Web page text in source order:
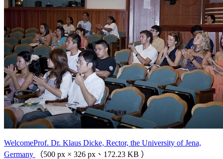
WelcomeProf. Dr. Klaus Dicke, Rector, the University of Jena,
Germany
（500 px × 326 px、172.23 KB ）